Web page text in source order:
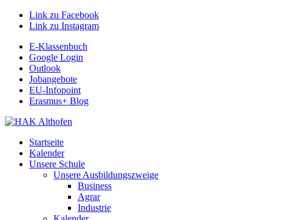
Link zu Facebook
Link zu Instagram
E-Klassenbuch
Google Login
Outlook
Jobangebote
EU-Infopoint
Erasmus+ Blog
Startseite
Kalender
Unsere Schule
Unsere Ausbildungszweige
Business
Agrar
Industrie